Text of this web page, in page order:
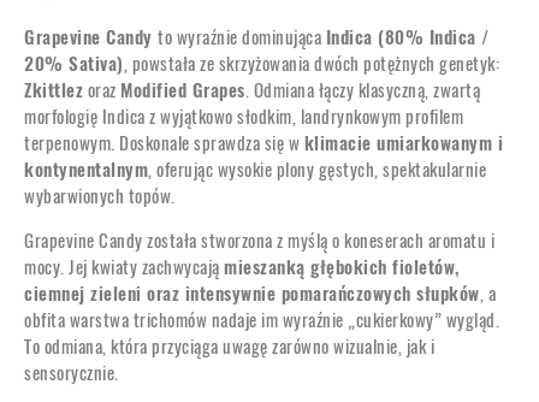
Grapevine Candy to wyraźnie dominująca Indica (80% Indica /
20% Sativa), powstała ze skrzyżowania dwóch potężnych genetyk:
Zkittlezoraz Modified Grapes. Odmiana łączy klasyczną, zwartą
morfologię Indica z wyjątkowo słodkim, landrynkowym profilem
terpenowym. Doskonale sprawdza się wklimacie umiarkowanym i
kontynentalnym, oferując wysokie plony gęstych, spektakularnie
wybarwionych topów.
Grapevine Candy została stworzona z myślą o koneserach aromatu i
mocy. Jej kwiaty zachwycająmieszanką głębokich fioletów,
ciemnej zieleni oraz intensywnie pomarańczowych słupków, a
obfita warstwa trichomów nadaje im wyraźnie „cukierkowy” wygląd.
To odmiana, która przyciąga uwagę zarówno wizualnie, jak i
sensorycznie.